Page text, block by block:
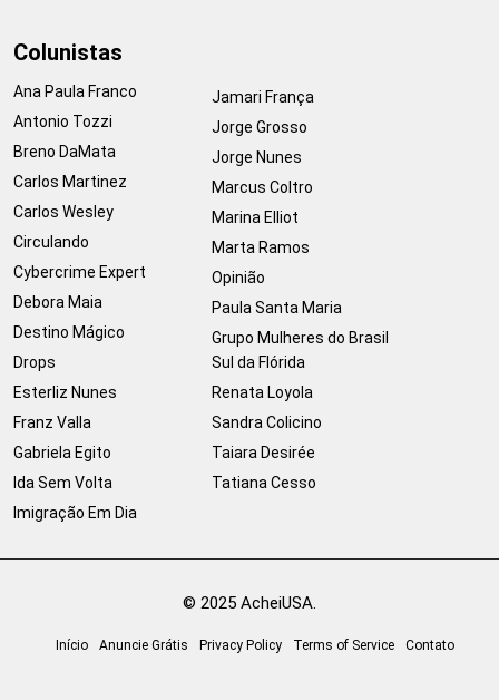
Colunistas
Ana Paula Franco
Antonio Tozzi
Breno DaMata
Carlos Martinez
Carlos Wesley
Circulando
Cybercrime Expert
Debora Maia
Destino Mágico
Drops
Esterliz Nunes
Franz Valla
Gabriela Egito
Ida Sem Volta
Imigração Em Dia
Jamari França
Jorge Grosso
Jorge Nunes
Marcus Coltro
Marina Elliot
Marta Ramos
Opinião
Paula Santa Maria
Grupo Mulheres do Brasil
Sul da Flórida
Renata Loyola
Sandra Colicino
Taiara Desirée
Tatiana Cesso
© 2025 AcheiUSA.
Início Anuncie Grátis Privacy Policy Terms of Service Contato